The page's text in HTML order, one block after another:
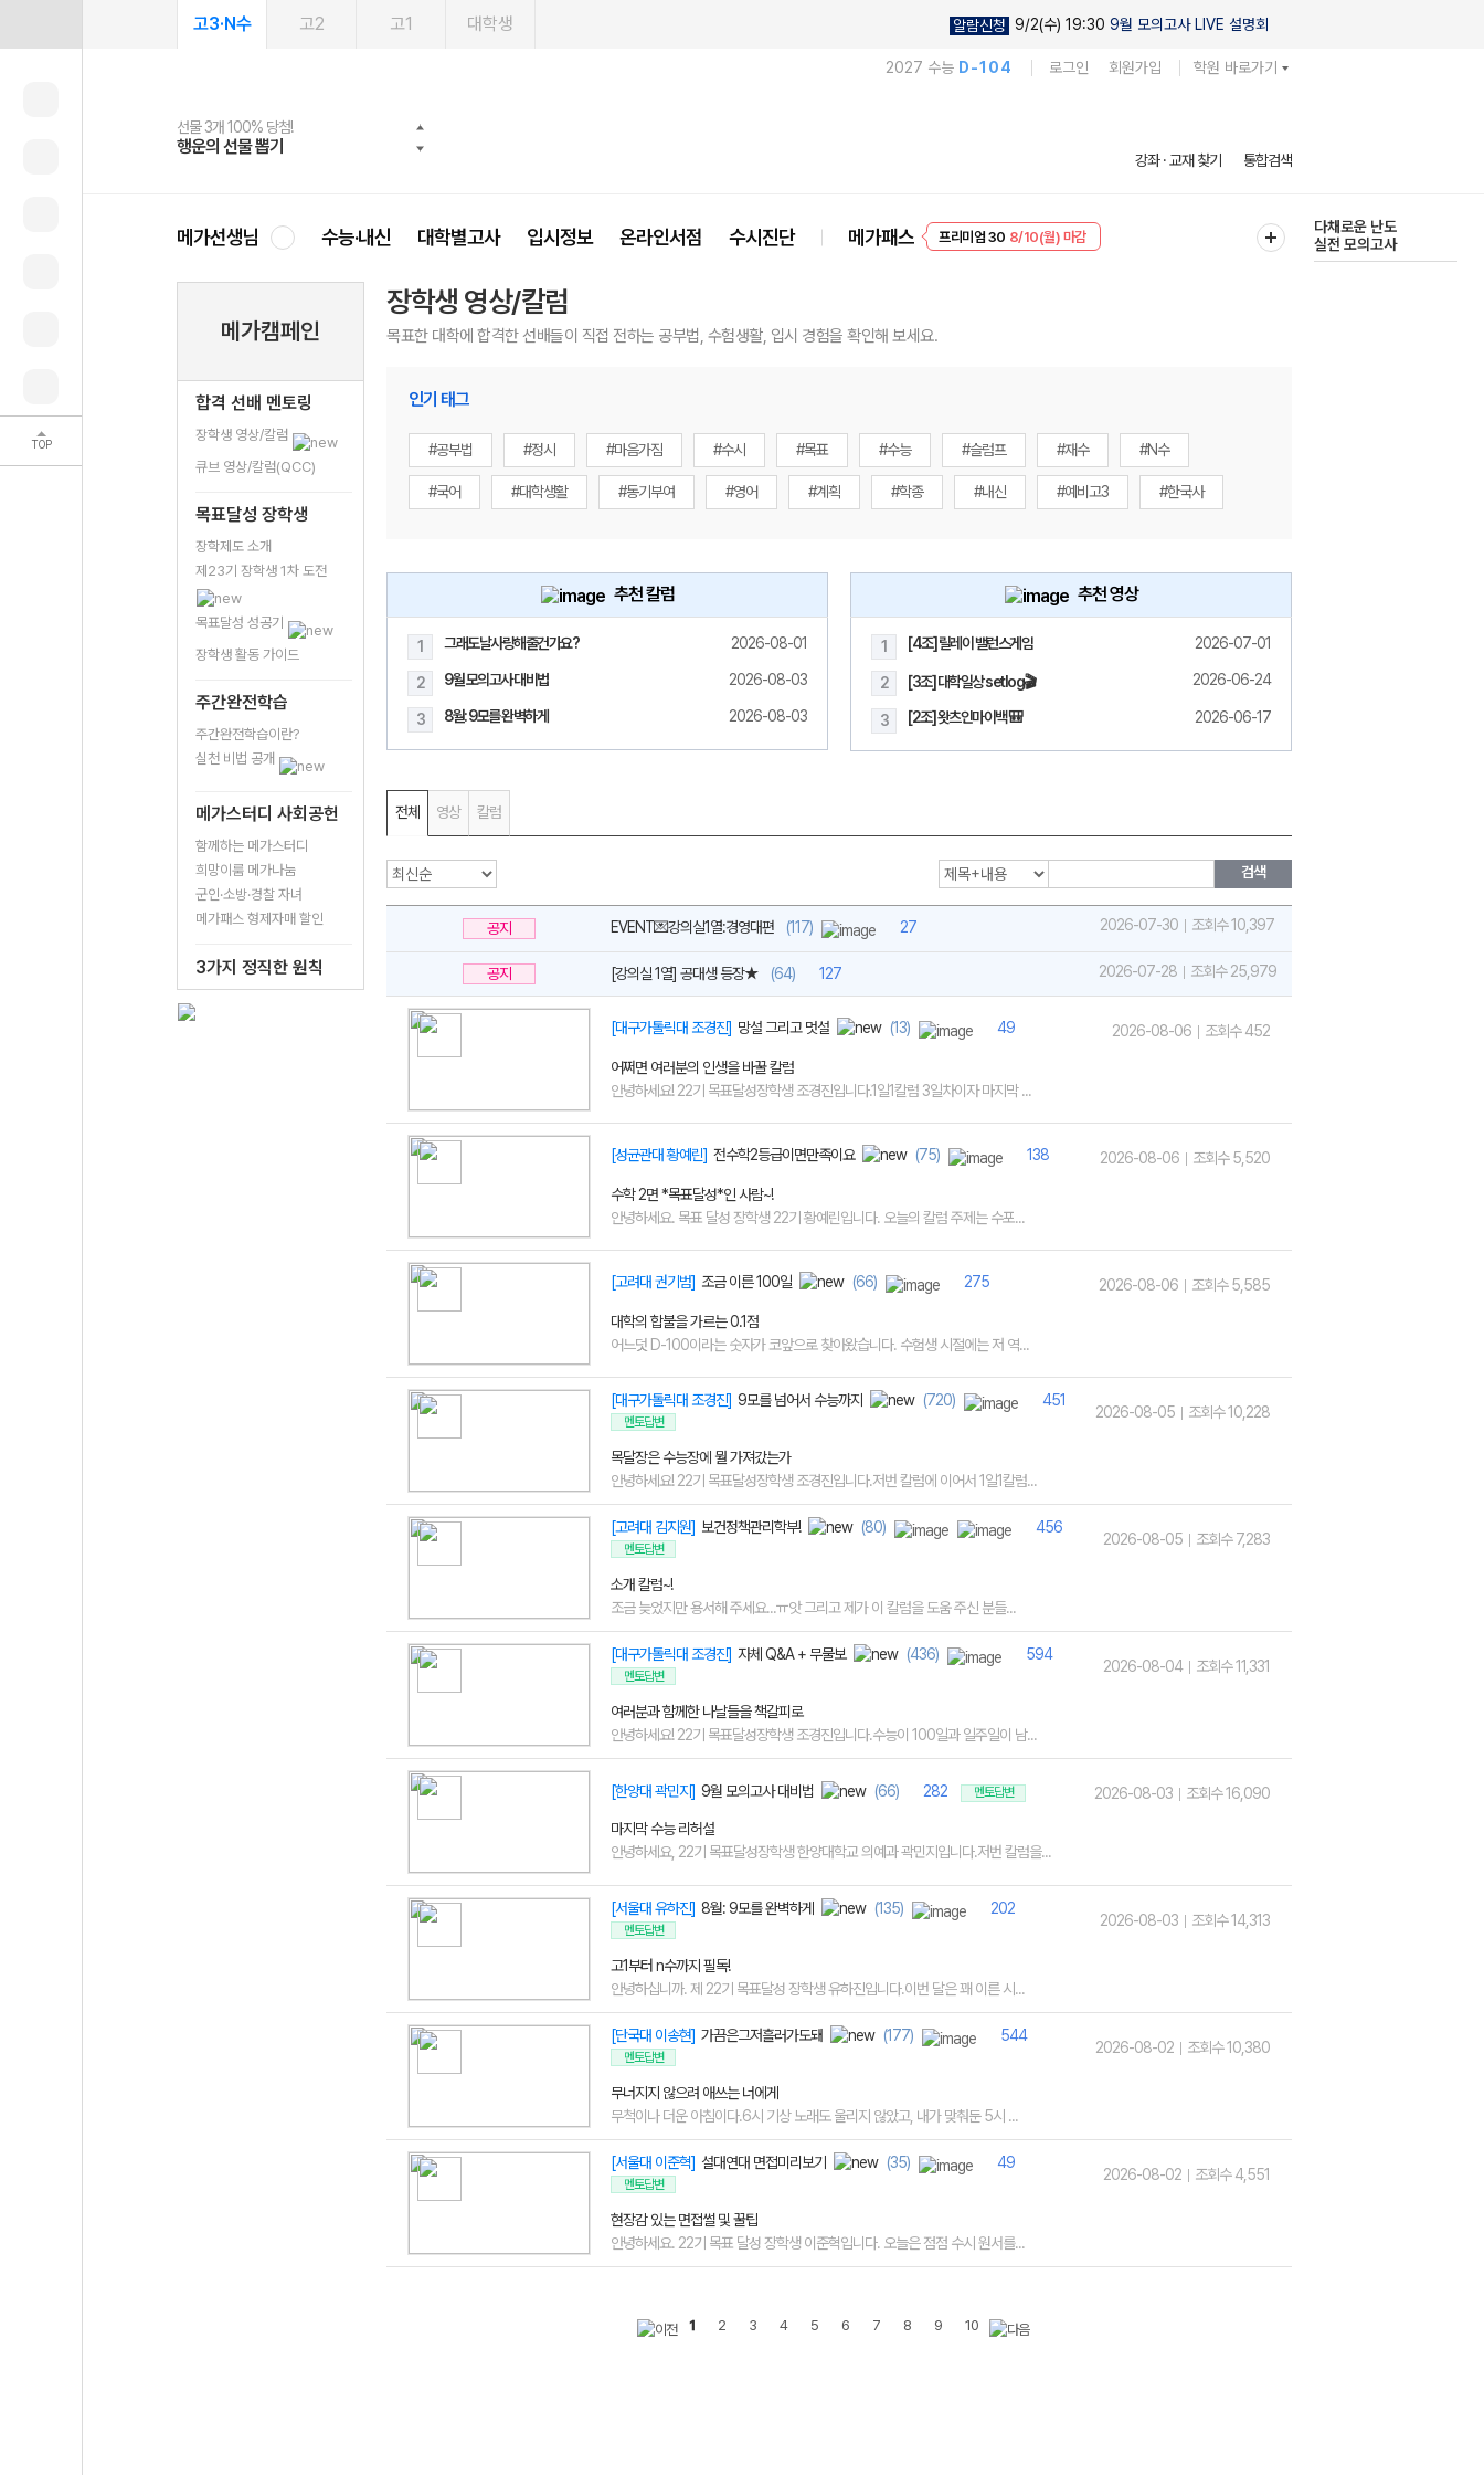
TOP
고3·N수 고2 고1 대학생 알람신청 9/2(수) 19:30 9월 모의고사 LIVE 설명회
2027 수능 D-104 로그인 회원가입 학원 바로가기
선물 3개 100% 당첨!
행운의 선물 뽑기
선물 100% 증정!
메가스터디 X 올리브
여름방학 스터디 캐시백
메가런 썸머스쿨
2027 러셀 단과
강사 공개선발
스마트러닝앱
설문 EVENT
메가패스
3일 무료 체험권
메가패스 수강생 무료혜택!
메가클럽 멤버십
사회공헌 캠페인
희망이룸 메가나눔
강좌 · 교재 찾기 통합검색
메가선생님 수능·내신 대학별고사 입시정보 온라인서점 수시진단 메가패스 프리미엄 30 8/10(월) 마감
다채로운 난도
실전 모의고사
메가캠페인
합격 선배 멘토링
장학생 영상/칼럼
큐브 영상/칼럼(QCC)
목표달성 장학생
장학제도 소개
제23기 장학생 1차 도전
목표달성 성공기
장학생 활동 가이드
주간완전학습
주간완전학습이란?
실천 비법 공개
메가스터디 사회공헌
함께하는 메가스터디
희망이룸 메가나눔
군인·소방·경찰 자녀
메가패스 형제자매 할인
3가지 정직한 원칙
장학생 영상/칼럼
목표한 대학에 합격한 선배들이 직접 전하는 공부법, 수험생활, 입시 경험을 확인해 보세요.
인기 태그
#공부법 #정시 #마음가짐 #수시 #목표 #수능 #슬럼프 #재수 #N수
#국어 #대학생활 #동기부여 #영어 #계획 #학종 #내신 #예비고3 #한국사
추천 칼럼
1 그래도날사랑해줄건가요? 2026-08-01
2 9월 모의고사 대비법 2026-08-03
3 8월: 9모를 완벽하게 2026-08-03
추천 영상
1 [4조] 릴레이 밸런스게임 2026-07-01
2 [3조] 대학일상 setlog🎬 2026-06-24
3 [2조] 왓츠인마이백 🎒 2026-06-17
전체 영상 칼럼
검색
공지 EVENT💌강의실1열:경영대편 (117) 27 2026-07-30 조회수 10,397
공지 [강의실 1열] 공대생 등장★ (64) 127 2026-07-28 조회수 25,979
[대구가톨릭대 조경진] 망설 그리고 멋설 (13) 49
어쩌면 여러분의 인생을 바꿀 칼럼
안녕하세요! 22기 목표달성장학생 조경진입니다.1일1칼럼 3일차이자 마지막 ...
2026-08-06 조회수 452
[성균관대 황예린] 전수학2등급이면만족이요 (75) 138
수학 2면 *목표달성*인 사람~!
안녕하세요. 목표 달성 장학생 22기 황예린입니다. 오늘의 칼럼 주제는 수포...
2026-08-06 조회수 5,520
[고려대 권기범] 조금 이른 100일 (66) 275
대학의 합불을 가르는 0.1점
어느덧 D-100이라는 숫자가 코앞으로 찾아왔습니다. 수험생 시절에는 저 역...
2026-08-06 조회수 5,585
[대구가톨릭대 조경진] 9모를 넘어서 수능까지 (720) 451
멘토답변
목달장은 수능장에 뭘 가져갔는가
안녕하세요! 22기 목표달성장학생 조경진입니다.저번 칼럼에 이어서 1일1칼럼...
2026-08-05 조회수 10,228
[고려대 김지원] 보건정책관리학부! (80) 456
멘토답변
소개 칼럼~!
조금 늦었지만 용서해 주세요...ㅠ앗 그리고 제가 이 칼럼을 도움 주신 분들...
2026-08-05 조회수 7,283
[대구가톨릭대 조경진] 자체 Q&A + 무물보 (436) 594
멘토답변
여러분과 함께한 나날들을 책갈피로
안녕하세요! 22기 목표달성장학생 조경진입니다.수능이 100일과 일주일이 남...
2026-08-04 조회수 11,331
[한양대 곽민지] 9월 모의고사 대비법 (66) 282 멘토답변
마지막 수능 리허설
안녕하세요, 22기 목표달성장학생 한양대학교 의예과 곽민지입니다.저번 칼럼을...
2026-08-03 조회수 16,090
[서울대 유하진] 8월: 9모를 완벽하게 (135) 202
멘토답변
고1부터 n수까지 필독!
안녕하십니까. 제 22기 목표달성 장학생 유하진입니다.이번 달은 꽤 이른 시...
2026-08-03 조회수 14,313
[단국대 이송현] 가끔은그저흘러가도돼 (177) 544
멘토답변
무너지지 않으려 애쓰는 너에게
무척이나 더운 아침이다.6시 기상 노래도 울리지 않았고, 내가 맞춰둔 5시 ...
2026-08-02 조회수 10,380
[서울대 이준혁] 설대연대 면접미리보기 (35) 49
멘토답변
현장감 있는 면접썰 및 꿀팁
안녕하세요. 22기 목표 달성 장학생 이준혁입니다. 오늘은 점점 수시 원서를...
2026-08-02 조회수 4,551
1 2 3 4 5 6 7 8 9 10